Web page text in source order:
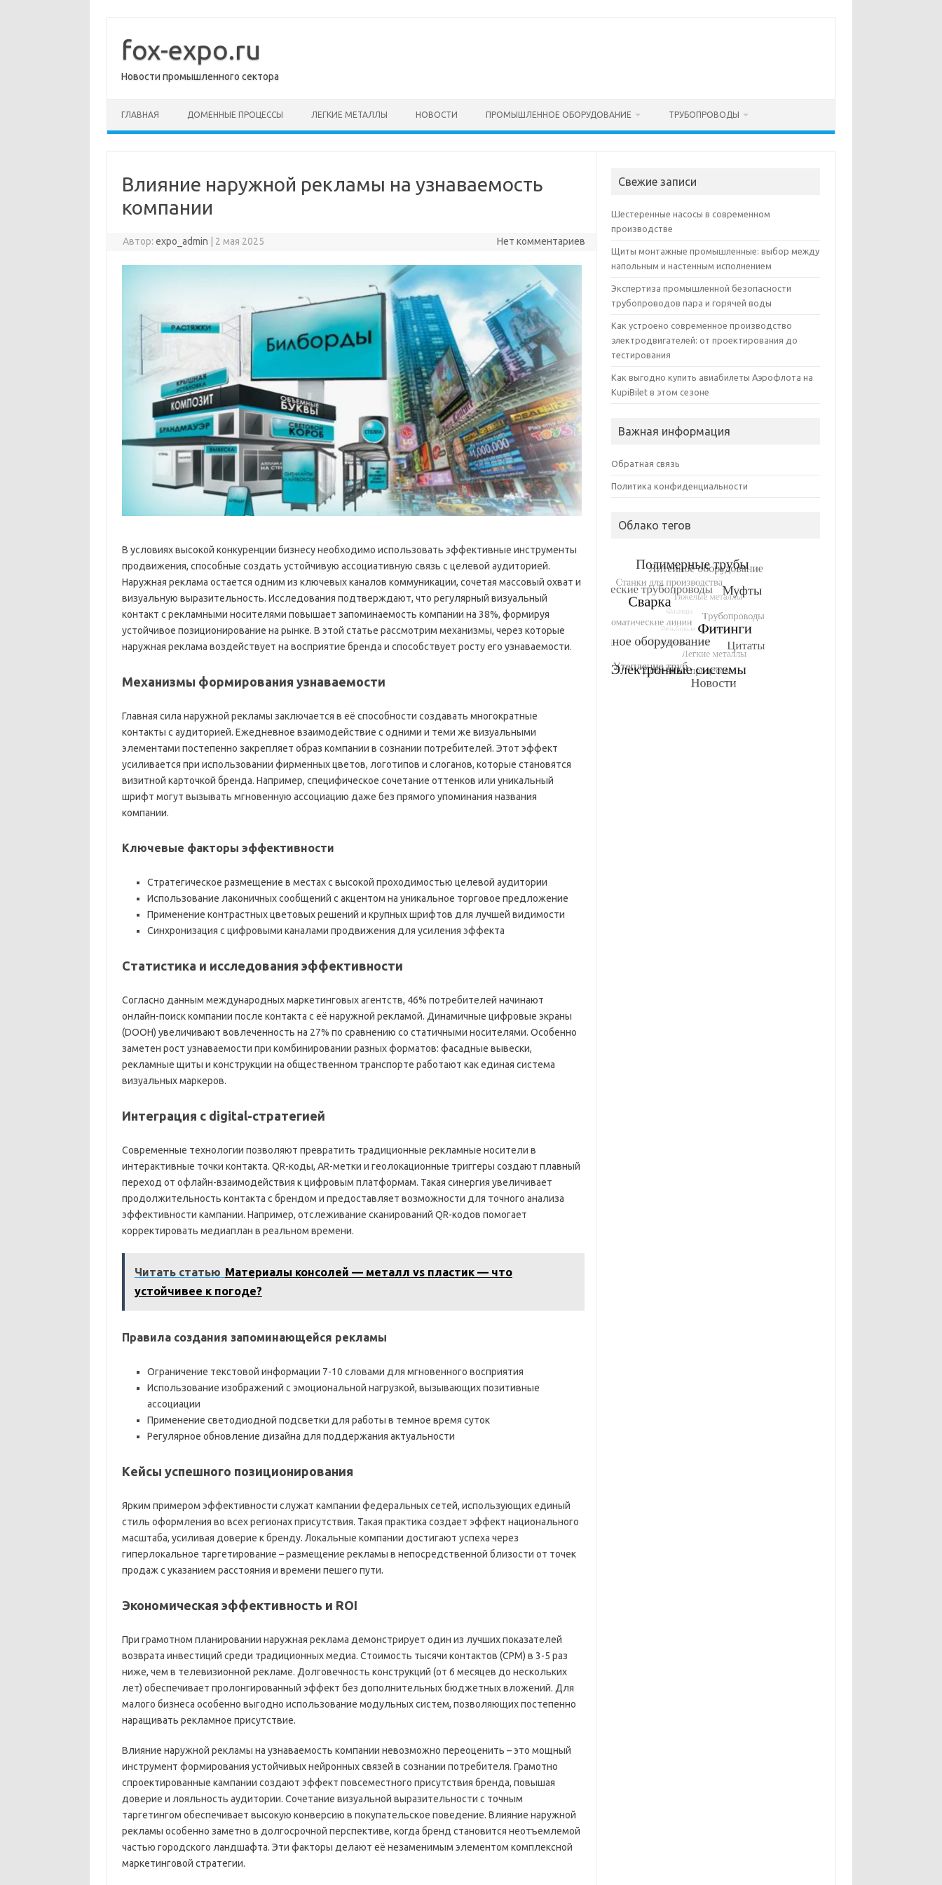
содержимому
fox-expo.ru
Новости промышленного сектора
ГЛАВНАЯ ДОМЕННЫЕ ПРОЦЕССЫ ЛЕГКИЕ МЕТАЛЛЫ НОВОСТИ ПРОМЫШЛЕННОЕ ОБОРУДОВАНИЕ ТРУБОПРОВОДЫ
Влияние наружной рекламы на узнаваемость
компании
Автор:expo_admin 2 мая 2025 Нет комментариев
В условиях высокой конкуренции бизнесу необходимо использовать эффективные инструменты
продвижения, способные создать устойчивую ассоциативную связь с целевой аудиторией.
Наружная реклама остается одним из ключевых каналов коммуникации, сочетая массовый охват и
визуальную выразительность. Исследования подтверждают, что регулярный визуальный
контакт с рекламными носителями повышает запоминаемость компании на 38%, формируя
устойчивое позиционирование на рынке. В этой статье рассмотрим механизмы, через которые
наружная реклама воздействует на восприятие бренда и способствует росту его узнаваемости.
Механизмы формирования узнаваемости
Главная сила наружной рекламы заключается в её способности создавать многократные
контакты с аудиторией. Ежедневное взаимодействие с одними и теми же визуальными
элементами постепенно закрепляет образ компании в сознании потребителей. Этот эффект
усиливается при использовании фирменных цветов, логотипов и слоганов, которые становятся
визитной карточкой бренда. Например, специфическое сочетание оттенков или уникальный
шрифт могут вызывать мгновенную ассоциацию даже без прямого упоминания названия
компании.
Ключевые факторы эффективности
Стратегическое размещение в местах с высокой проходимостью целевой аудитории
Использование лаконичных сообщений с акцентом на уникальное торговое предложение
Применение контрастных цветовых решений и крупных шрифтов для лучшей видимости
Синхронизация с цифровыми каналами продвижения для усиления эффекта
Статистика и исследования эффективности
Согласно данным международных маркетинговых агентств, 46% потребителей начинают
онлайн-поиск компании после контакта с её наружной рекламой. Динамичные цифровые экраны
(DOOH) увеличивают вовлеченность на 27% по сравнению со статичными носителями. Особенно
заметен рост узнаваемости при комбинировании разных форматов: фасадные вывески,
рекламные щиты и конструкции на общественном транспорте работают как единая система
визуальных маркеров.
Интеграция с digital-стратегией
Современные технологии позволяют превратить традиционные рекламные носители в
интерактивные точки контакта. QR-коды, AR-метки и геолокационные триггеры создают плавный
переход от офлайн-взаимодействия к цифровым платформам. Такая синергия увеличивает
продолжительность контакта с брендом и предоставляет возможности для точного анализа
эффективности кампании. Например, отслеживание сканирований QR-кодов помогает
корректировать медиаплан в реальном времени.
Читать статью Материалы консолей — металл vs пластик — что
устойчивее к погоде?
Правила создания запоминающейся рекламы
Ограничение текстовой информации 7-10 словами для мгновенного восприятия
Использование изображений с эмоциональной нагрузкой, вызывающих позитивные
ассоциации
Применение светодиодной подсветки для работы в темное время суток
Регулярное обновление дизайна для поддержания актуальности
Кейсы успешного позиционирования
Ярким примером эффективности служат кампании федеральных сетей, использующих единый
стиль оформления во всех регионах присутствия. Такая практика создает эффект национального
масштаба, усиливая доверие к бренду. Локальные компании достигают успеха через
гиперлокальное таргетирование – размещение рекламы в непосредственной близости от точек
продаж с указанием расстояния и времени пешего пути.
Экономическая эффективность и ROI
При грамотном планировании наружная реклама демонстрирует один из лучших показателей
возврата инвестиций среди традиционных медиа. Стоимость тысячи контактов (CPM) в 3-5 раз
ниже, чем в телевизионной рекламе. Долговечность конструкций (от 6 месяцев до нескольких
лет) обеспечивает пролонгированный эффект без дополнительных бюджетных вложений. Для
малого бизнеса особенно выгодно использование модульных систем, позволяющих постепенно
наращивать рекламное присутствие.
Влияние наружной рекламы на узнаваемость компании невозможно переоценить – это мощный
инструмент формирования устойчивых нейронных связей в сознании потребителя. Грамотно
спроектированные кампании создают эффект повсеместного присутствия бренда, повышая
доверие и лояльность аудитории. Сочетание визуальной выразительности с точным
таргетингом обеспечивает высокую конверсию в покупательское поведение. Влияние наружной
рекламы особенно заметно в долгосрочной перспективе, когда бренд становится неотъемлемой
частью городского ландшафта. Эти факторы делают её незаменимым элементом комплексной
маркетинговой стратегии.
Свежие записи
Шестеренные насосы в современном
производстве
Щиты монтажные промышленные: выбор между
напольным и настенным исполнением
Экспертиза промышленной безопасности
трубопроводов пара и горячей воды
Как устроено современное производство
электродвигателей: от проектирования до
тестирования
Как выгодно купить авиабилеты Аэрофлота на
KupiBilet в этом сезоне
Важная информация
Обратная связь
Политика конфиденциальности
Облако тегов